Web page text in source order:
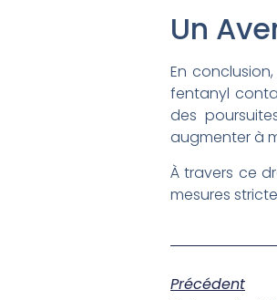
Un
En
fentanyl
des
augmenter à
À travers ce
mesures
Précédent